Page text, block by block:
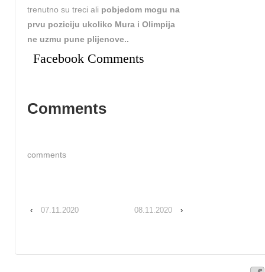
trenutno su treci ali pobjedom mogu na
prvu poziciju ukoliko Mura i Olimpija
ne uzmu pune plijenove..
Facebook Comments
Comments
comments
‹ 07.11.2020 08.11.2020 ›